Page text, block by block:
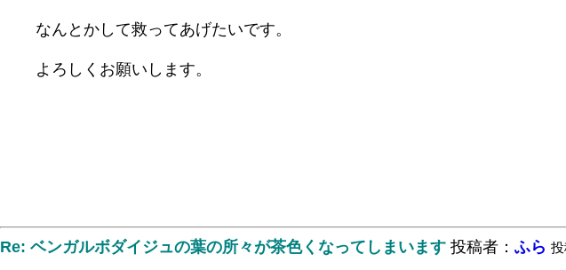
なんとかして救ってあげたいです。
よろしくお願いします。
Re: ベンガルボダイジュの葉の所々が茶色くなってしまいます 投稿者： ふら